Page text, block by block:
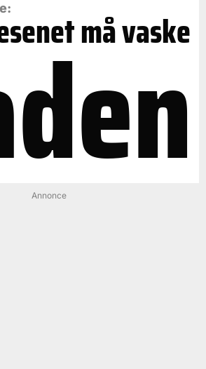
må vaske
Annonce